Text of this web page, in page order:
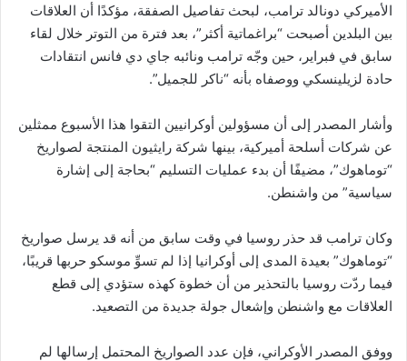
الأميركي دونالد ترامب، لبحث تفاصيل الصفقة، مؤكدًا أن العلاقات
بين البلدين أصبحت “براغماتية أكثر”، بعد فترة من التوتر خلال لقاء
سابق في فبراير، حين وجّه ترامب ونائبه جاي دي فانس انتقادات
حادة لزيلينسكي ووصفاه بأنه “ناكر للجميل”.
وأشار المصدر إلى أن مسؤولين أوكرانيين التقوا هذا الأسبوع ممثلين
عن شركات أسلحة أميركية، بينها شركة رايثيون المنتجة لصواريخ
“توماهوك”، مضيفًا أن بدء عمليات التسليم “بحاجة إلى إشارة
سياسية” من واشنطن.
وكان ترامب قد حذر روسيا في وقت سابق من أنه قد يرسل صواريخ
“توماهوك” بعيدة المدى إلى أوكرانيا إذا لم تسوِّ موسكو حربها قريبًا،
فيما ردّت روسيا بالتحذير من أن خطوة كهذه ستؤدي إلى قطع
العلاقات مع واشنطن وإشعال جولة جديدة من التصعيد.
ووفق المصدر الأوكراني، فإن عدد الصواريخ المحتمل إرسالها لم